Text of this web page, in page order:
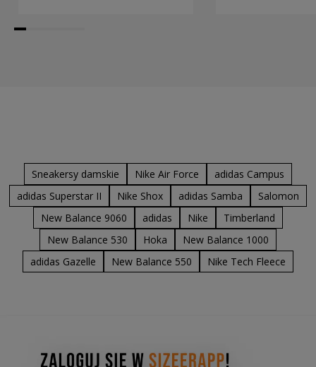
Sneakersy damskie Nike Air Force
adidas Campus
adidas Superstar II
Nike Shox adidas Samba
Salomon
New Balance 9060
adidas Nike
Timberland
New Balance 530
Hoka
New Balance 1000
adidas Gazelle
New Balance 550 Nike Tech Fleece